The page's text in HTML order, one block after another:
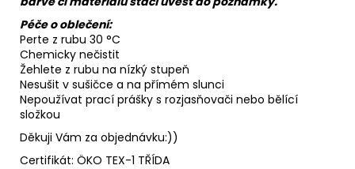
Péče o oblečení:
Perte z rubu 30 °C
Chemicky nečistit
Žehlete z rubu na nízký stupeň
Nesušit v sušičce a na přímém slunci
Nepoužívat prací prášky s rozjasňovači nebo bělící
složkou
Děkuji Vám za objednávku:))
Certifikát: ÖKO TEX-1 TŘÍDA